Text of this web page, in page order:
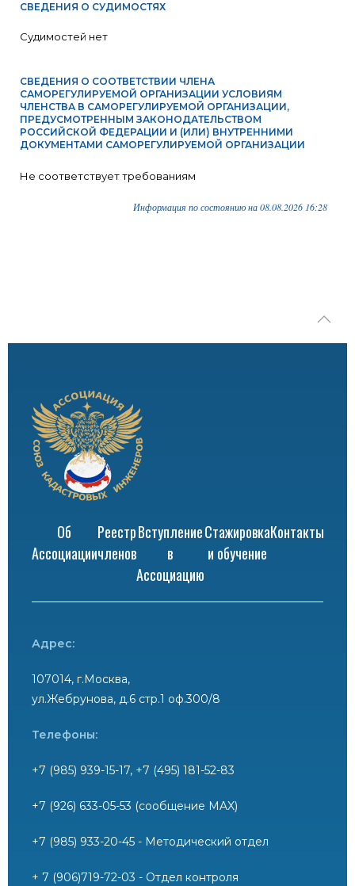
СВЕДЕНИЯ О СУДИМОСТЯХ
Судимостей нет
СВЕДЕНИЯ О СООТВЕТСТВИИ ЧЛЕНА
САМОРЕГУЛИРУЕМОЙ ОРГАНИЗАЦИИ УСЛОВИЯМ
ЧЛЕНСТВА В САМОРЕГУЛИРУЕМОЙ ОРГАНИЗАЦИИ,
ПРЕДУСМОТРЕННЫМ ЗАКОНОДАТЕЛЬСТВОМ
РОССИЙСКОЙ ФЕДЕРАЦИИ И (ИЛИ) ВНУТРЕННИМИ
ДОКУМЕНТАМИ САМОРЕГУЛИРУЕМОЙ ОРГАНИЗАЦИИ
Не соответствует требованиям
Информация по состоянию на 08.08.2026 16:28
Об
Ассоциации
Реестр
членов
Вступление
в
Ассоциацию
Стажировка
и обучение
Контакты
Адрес:
107014, г.Москва,
ул.Жебрунова, д.6 стр.1 оф.300/8
Телефоны:
+7 (985) 939-15-17, +7 (495) 181-52-83
+7 (926) 633-05-53 (сообщение MAX)
+7 (985) 933-20-45 - Методический отдел
+ 7 (906)719-72-03 - Отдел контроля